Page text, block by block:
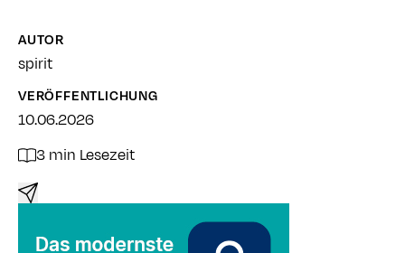
AUTOR
spirit
VERÖFFENTLICHUNG
10.06.2026
3 min Lesezeit